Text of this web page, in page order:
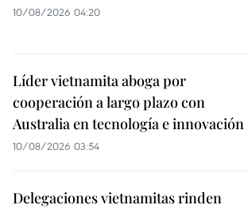
10/08/2026 04:20
Líder vietnamita aboga por
cooperación a largo plazo con
Australia en tecnología e innovación
10/08/2026 03:54
Delegaciones vietnamitas rinden